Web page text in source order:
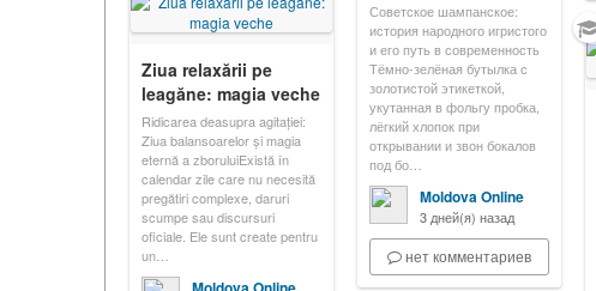
Советское шампанское:
история народного игристого
и его путь в современность
Тёмно-зелёная бутылка с
золотистой этикеткой,
укутанная в фольгу пробка,
лёгкий хлопок при
открывании и звон бокалов
под бо…
Moldova Online
3 дней(я) назад
нет комментариев
Ziua relaxării pe
leagăne: magia veche
Ridicarea deasupra agitației:
Ziua balansoarelor și magia
eternă a zboruluiExistă în
calendar zile care nu necesită
pregătiri complexe, daruri
scumpe sau discursuri
oficiale. Ele sunt create pentru
un…